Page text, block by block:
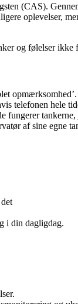
(CAS).
oplevelser,
og følelser ikke
telefonen hele
fungerer
af sine egne
i din dagligdag.